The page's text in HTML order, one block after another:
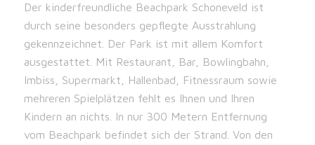
Der kinderfreundliche Beachpark Schoneveld ist
durch seine besonders gepflegte Ausstrahlung
gekennzeichnet. Der Park ist mit allem Komfort
ausgestattet. Mit Restaurant, Bar, Bowlingbahn,
Imbiss, Supermarkt, Hallenbad, Fitnessraum sowie
mehreren Spielplätzen fehlt es Ihnen und Ihren
Kindern an nichts. In nur 300 Metern Entfernung
vom Beachpark befindet sich der Strand. Von den